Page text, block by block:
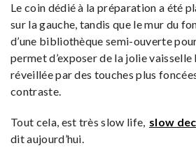
Le coin dédié à la préparation a été
sur la gauche, tandis que le mur du
d’une bibliothèque semi-ouverte
permet d’exposer de la jolie
réveillée par des touches plus
contraste.
Tout cela, est très slow life, slow
dit aujourd’hui.